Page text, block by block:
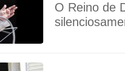
O Reino de